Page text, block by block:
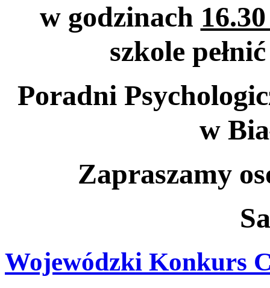
w godzinach
szkole
Poradni
w
Zapraszamy
Wojewódzki Konkurs